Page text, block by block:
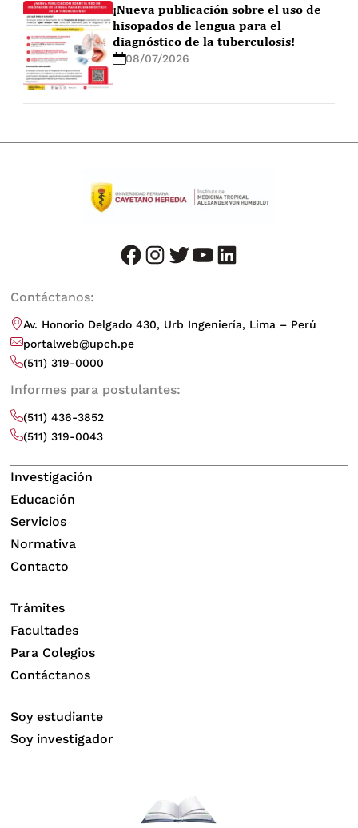
¡Nueva publicación sobre el uso de
hisopados de lengua para el
diagnóstico de la tuberculosis!
08/07/2026
facebook instagram twitter youtube LinkedIn
Contáctanos:
Av. Honorio Delgado 430, Urb Ingeniería, Lima – Perú
portalweb@upch.pe
(511) 319-0000
Informes para postulantes:
(511) 436-3852
(511) 319-0043
Investigación
Educación
Servicios
Normativa
Contacto
Trámites
Facultades
Para Colegios
Contáctanos
Soy estudiante
Soy investigador